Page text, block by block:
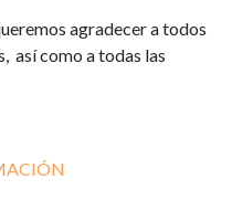
agradecer a todos
así como a todas las